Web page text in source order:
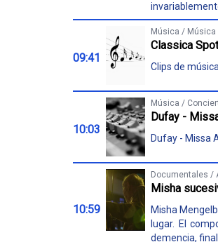
09:41
Música /
Classica
Clips de
10:03
Música /
Dufay -
Dufay - Missa
10:59
Documentales /
Misha
Misha
lugar. El
demencia,